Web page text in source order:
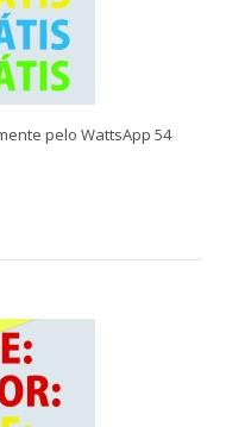
WattsApp 54 99262
99262 4843Tamanho
ELET..
pelo WattsApp 54